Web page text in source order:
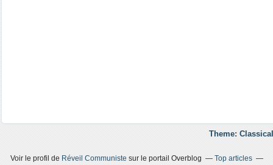
Theme:
Voir le profil de Réveil Communiste sur le portail Overblog
Top articles